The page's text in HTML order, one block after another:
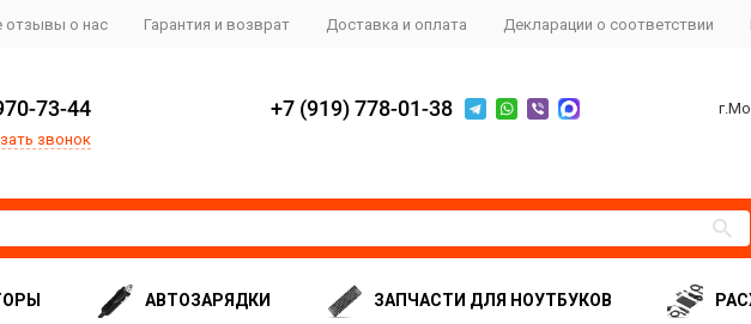
отзывы о нас Гарантия и возврат Доставка и оплата Декларации о соответствии
73-44
звонок
+7 (919) 778-01-38
АВТОЗАРЯДКИ ЗАПЧАСТИ ДЛЯ НОУТБУКОВ